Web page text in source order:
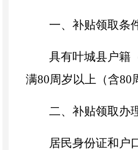
一、补贴领取条
具有叶城县户籍
满80周岁以上（含80
二、补贴领取办
居民身份证和户